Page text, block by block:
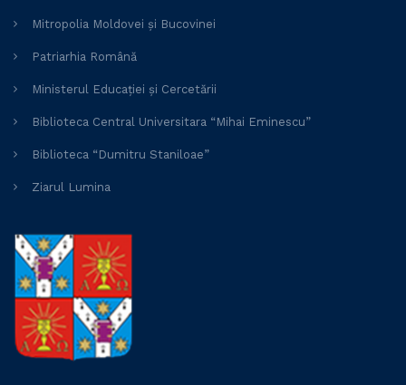
Mitropolia Moldovei și Bucovinei
Patriarhia Română
Ministerul Educației și Cercetării
Biblioteca Central Universitara “Mihai Eminescu”
Biblioteca “Dumitru Staniloae”
Ziarul Lumina